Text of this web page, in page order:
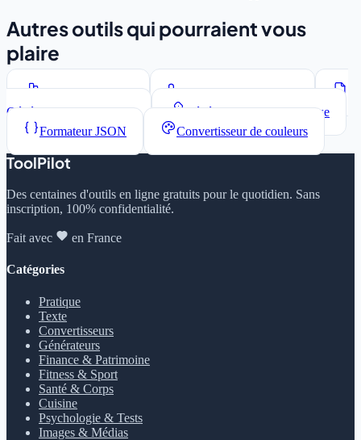
Autres outils qui pourraient vous
plaire
Compteur de mots
Convertisseur de casse
Générateur Lorem Ipsum
Générateur de mots de passe
Formateur JSON
Convertisseur de couleurs
ToolPilot
Des centaines d'outils en ligne gratuits pour le quotidien. Sans
inscription, 100% confidentialité.
Fait avec en France
Catégories
Pratique
Texte
Convertisseurs
Générateurs
Finance & Patrimoine
Fitness & Sport
Santé & Corps
Cuisine
Psychologie & Tests
Images & Médias